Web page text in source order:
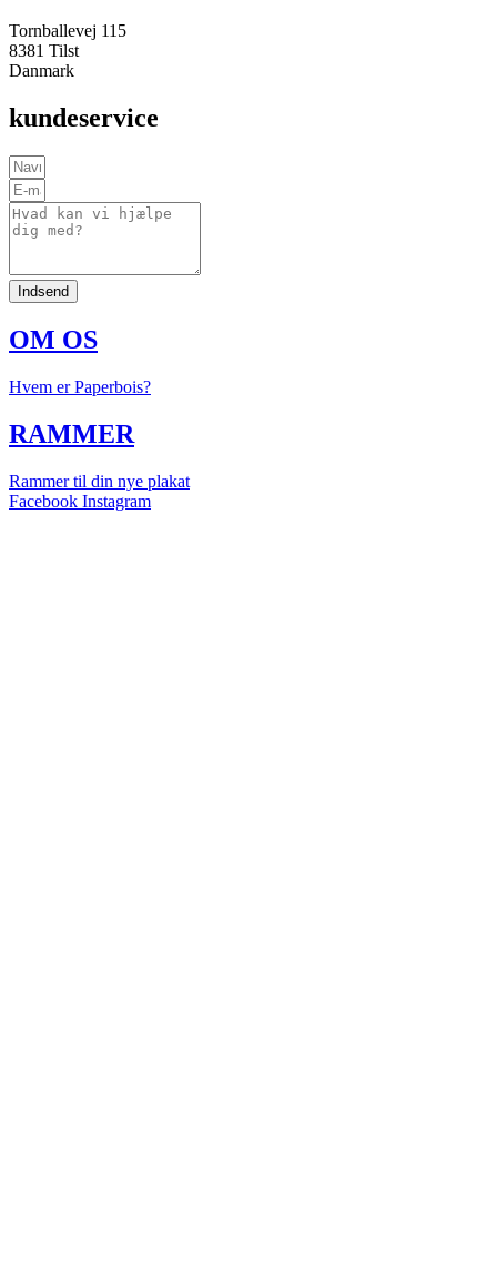
Tornballevej 115
8381 Tilst
Danmark
kundeservice
Indsend
OM OS
Hvem er Paperbois?
RAMMER
Rammer til din nye plakat
Facebook Instagram